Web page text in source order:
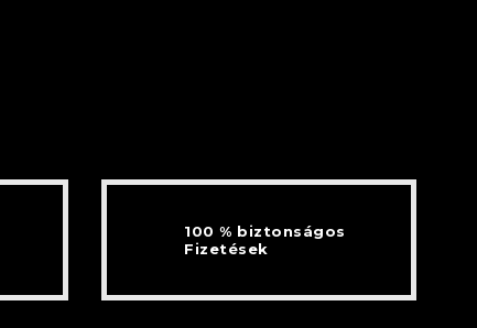
100 % biztonságos
Fizetések